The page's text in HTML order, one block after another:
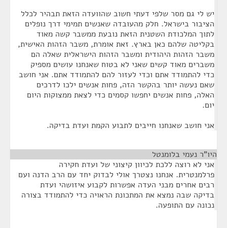
יש לי גם מסר שלפי דעתי חשוב שהוועדה הזאת תבהיר לכלל
הציבור בישראל. חלק מהעובדה שאנשים תמימי דרך נופלים
לתוך המלכודת השטנית הזאת נובעת ממשבר קשה מאוד
בקליטה שלהם כאן בארץ. זאת אומרת, משבר הזהות האישית,
משבר הזהות היהודית ומשבר הזהות הישראלית שאלה הם
משברים מאוד קשים שאני לא בטוח שאנחנו עושים מספיק
כדי להתמודד אתם וכדי לעזור להם להתמודד אתם. אני חושב
שאם נעשה יותר בהקשר הזה, פחות אנשים ילכו לדרכים
האלה, פחות אנשים יחפשו קסמים כדי לצאת ממצוקות היום
יום.
אני חושב שאנחנו חייבים לתבוע הקמת ועדת בדיקה.
היו”ר נעמי בלומנטל
אני לא רוצה ללכת לכיוון קיצוני של ועדת חקירה
פרלמנטרית. אנחנו נצטרך אולי לבדוק יחד עם הרב הדנה ועם
רבים אחרים מבני העדה אפשרות לקבוע איזושהי ועדת
בדיקה שבה נמצא את המתכונת הראויה כדי להתמודד בצורה
נכונה עם התופעה.